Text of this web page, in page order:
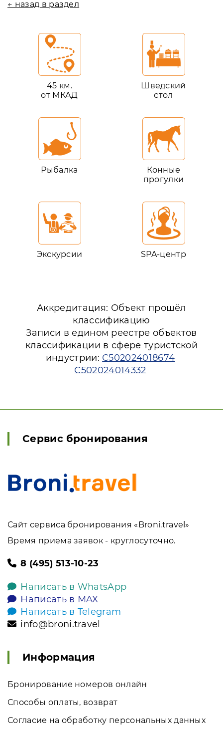
← назад в раздел
45 км.
от МКАД
Шведский
стол
Рыбалка
Конные
прогулки
Экскурсии SPA-центр
Аккредитация: Объект прошёл
классификацию
Записи в едином реестре объектов
классификации в сфере туристской
индустрии: С502024018674
С502024014332
Сервис бронирования
Сайт сервиса бронирования «Broni.travel»
Время приема заявок - круглосуточно.
8 (495) 513-10-23
Написать в WhatsApp
Написать в MAX
Написать в Telegram
info@broni.travel
Информация
Бронирование номеров онлайн
Способы оплаты, возврат
Согласие на обработку персональных данных